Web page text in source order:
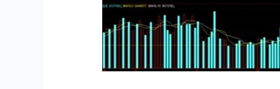
深证成指 14110.12 -34.08 -0.24%